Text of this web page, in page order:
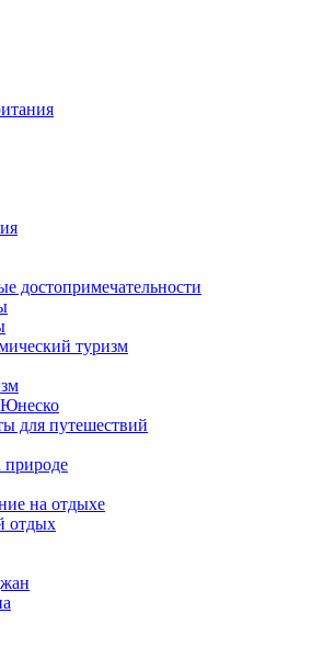
достопримечательности
туризм
для путешествий
на отдыхе
отдых